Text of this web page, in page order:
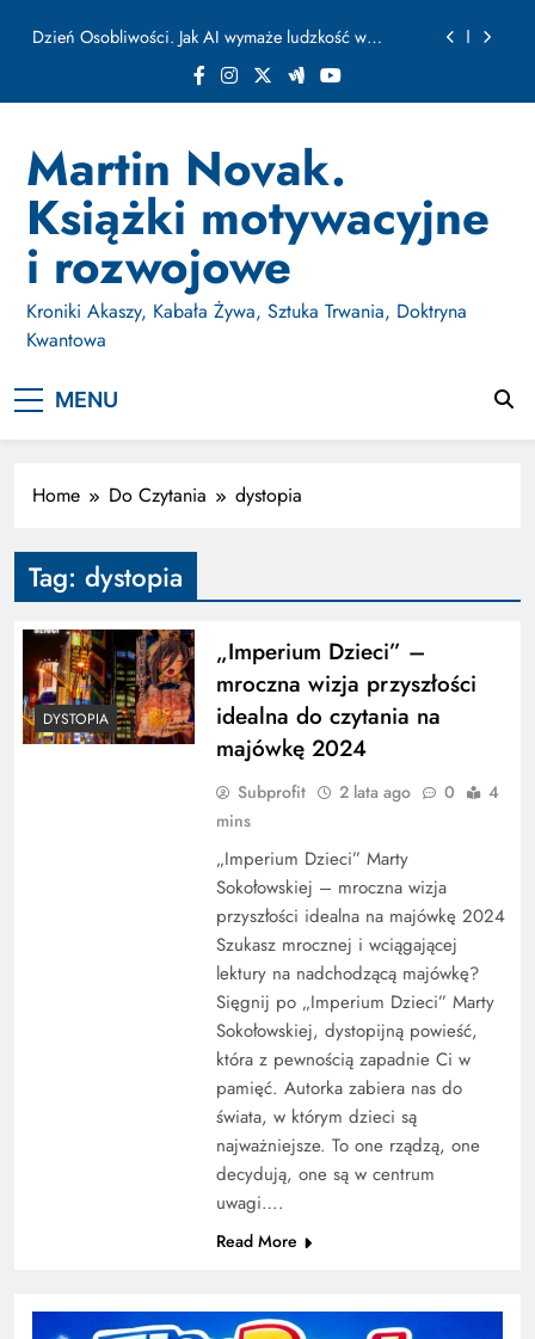
Jak Budować Myślokształty Powodzenia
Jak Projektować i Aktywować Myślokształty dla
Osiągania Celów w Codziennym Życiu
Dzień Osobliwości. Jak AI wymaże ludzkość w
ułamku sekundy
Jak Budować Myślokształty Powodzenia
Jak Projektować i Aktywować Myślokształty dla
Osiągania Celów w Codziennym Życiu
Martin Novak.
Książki motywacyjne
i rozwojowe
Kroniki Akaszy, Kabała Żywa, Sztuka Trwania, Doktryna
Kwantowa
MENU
Home Do Czytania dystopia
Tag: dystopia
DYSTOPIA
„Imperium Dzieci” –
mroczna wizja przyszłości
idealna do czytania na
majówkę 2024
Subprofit 2 lata ago 0
4
mins
„Imperium Dzieci” Marty
Sokołowskiej – mroczna wizja
przyszłości idealna na majówkę 2024
Szukasz mrocznej i wciągającej
lektury na nadchodzącą majówkę?
Sięgnij po „Imperium Dzieci” Marty
Sokołowskiej, dystopijną powieść,
która z pewnością zapadnie Ci w
pamięć. Autorka zabiera nas do
świata, w którym dzieci są
najważniejsze. To one rządzą, one
decydują, one są w centrum
uwagi….
Read More